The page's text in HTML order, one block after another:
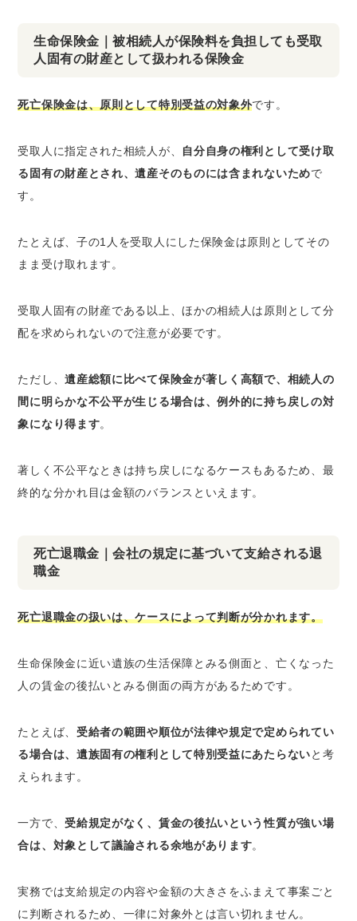
生命保険金｜被相続人が保険料を負担しても受取
人固有の財産として扱われる保険金
死亡保険金は、原則として特別受益の対象外です。
受取人に指定された相続人が、
自分自身の権利として受け取
る固有の財産とされ、遺産そのものには含まれないためで
す。
たとえば、子の1人を受取人にした保険金は原則としてその
まま受け取れます。
受取人固有の財産である以上、ほかの相続人は原則として分
配を求められないので注意が必要です。
ただし、遺産総額に比べて保険金が著しく高額で、相続人の
間に明らかな不公平が生じる場合は、例外的に持ち戻しの対
象になり得ます。
著しく不公平なときは持ち戻しになるケースもあるため、最
終的な分かれ目は金額のバランスといえます。
死亡退職金｜会社の規定に基づいて支給される退
職金
死亡退職金の扱いは、ケースによって判断が分かれます。
生命保険金に近い遺族の生活保障とみる側面と、亡くなった
人の賃金の後払いとみる側面の両方があるためです。
たとえば、 受給者の範囲や順位が法律や規定で定められてい
る場合は、遺族固有の権利として特別受益にあたらないと考
えられます。
一方で、受給規定がなく、賃金の後払いという性質が強い場
合は、対象として議論される余地があります。
実務では支給規定の内容や金額の大きさをふまえて事案ごと
に判断されるため、一律に対象外とは言い切れません。